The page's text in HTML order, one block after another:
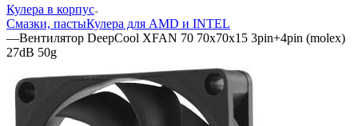
Кулера в корпус
Смазки, пастыКулера для AMD и INTEL
—Вентилятор DeepCool XFAN 70 70x70x15 3pin+4pin (molex)
27dB 50g